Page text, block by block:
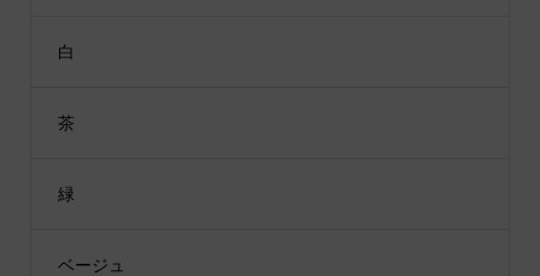
白
茶
緑
ベージュ